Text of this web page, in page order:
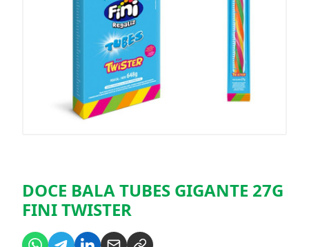
DOCE BALA TUBES GIGANTE 27G
FINI TWISTER